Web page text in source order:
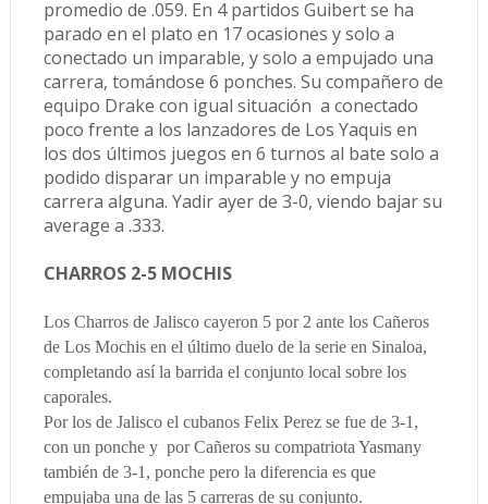
promedio de .059. En 4 partidos Guibert se ha
parado en el plato en 17 ocasiones y solo a
conectado un imparable, y solo a empujado una
carrera, tomándose 6 ponches. Su compañero de
equipo Drake con igual situación a conectado
poco frente a los lanzadores de Los Yaquis en
los dos últimos juegos en 6 turnos al bate solo a
podido disparar un imparable y no empuja
carrera alguna. Yadir ayer de 3-0, viendo bajar su
average a .333.
CHARROS 2-5 MOCHIS
Los Charros de Jalisco cayeron 5 por 2 ante los Cañeros
de Los Mochis en el último duelo de la serie en Sinaloa,
completando así la barrida el conjunto local sobre los
caporales.
Por los de Jalisco el cubanos Felix Perez se fue de 3-1,
con un ponche y por Cañeros su compatriota Yasmany
también de 3-1, ponche pero la diferencia es que
empujaba una de las 5 carreras de su conjunto.